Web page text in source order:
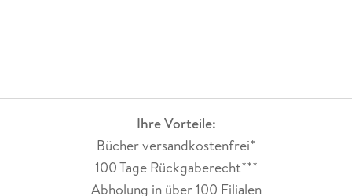
Ihre Vorteile:
Bücher versandkostenfrei*
100 Tage Rückgaberecht***
Abholung in über 100 Filialen